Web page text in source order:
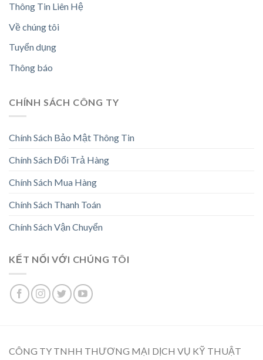
Thông Tin Liên Hệ
Về chúng tôi
Tuyển dụng
Thông báo
CHÍNH SÁCH CÔNG TY
Chính Sách Bảo Mật Thông Tin
Chính Sách Đổi Trả Hàng
Chính Sách Mua Hàng
Chính Sách Thanh Toán
Chính Sách Vận Chuyển
KẾT NỐI VỚI CHÚNG TÔI
CÔNG TY TNHH THƯƠNG MẠI DỊCH VỤ KỸ THUẬT